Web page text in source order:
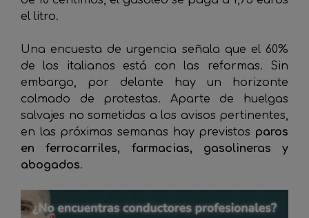
el litro.
Una encuesta de urgencia señala que el 60%
de los italianos está con las reformas. Sin
embargo, por delante hay un horizonte
colmado de protestas. Aparte de huelgas
salvajes no sometidas a los avisos pertinentes,
en las próximas semanas hay previstos paros
en ferrocarriles, farmacias, gasolineras y
abogados.